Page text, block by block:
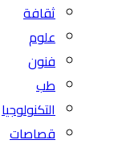
ثقافة
علوم
فنون
طب
التكنولوجيا
قصاصات